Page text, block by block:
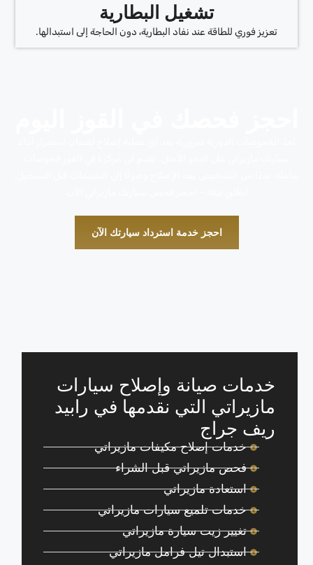
تشغيل البطارية
تعزيز فوري للطاقة عند نفاد البطارية، دون الحاجة إلى استبدالها.
احجز خدمة استرداد سيارتك الآن
خدمات صيانة وإصلاح سيارات
مازيراتي التي نقدمها في رابيد
ريف جراج
خدمات إصلاح مكيفات مازيراتي
فحص مازيراتي قبل الشراء
استعادة مازيراتي
خدمات تلميع سيارات مازيراتي
تغيير زيت سيارة مازيراتي
استبدال تيل فرامل مازيراتي